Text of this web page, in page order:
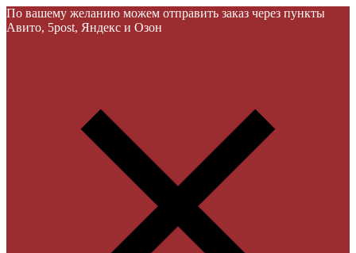
По вашему желанию можем отправить заказ через пункты
Авито, 5post, Яндекс и Озон